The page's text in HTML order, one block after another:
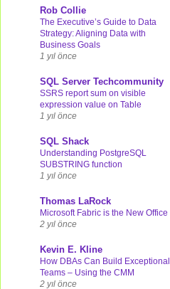
Rob Collie
The Executive’s Guide to Data
Strategy: Aligning Data with
Business Goals
1 yıl önce
SQL Server Techcommunity
SSRS report sum on visible
expression value on Table
1 yıl önce
SQL Shack
Understanding PostgreSQL
SUBSTRING function
1 yıl önce
Thomas LaRock
Microsoft Fabric is the New Office
2 yıl önce
Kevin E. Kline
How DBAs Can Build Exceptional
Teams – Using the CMM
2 yıl önce